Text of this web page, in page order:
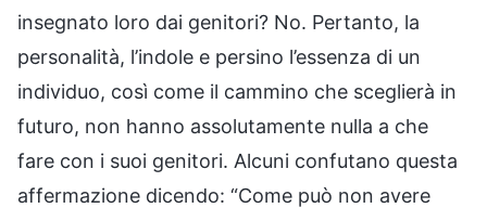
insegnato loro dai genitori? No. Pertanto, la
personalità, l’indole e persino l’essenza di un
individuo, così come il cammino che sceglierà in
futuro, non hanno assolutamente nulla a che
fare con i suoi genitori. Alcuni confutano questa
affermazione dicendo: “Come può non avere